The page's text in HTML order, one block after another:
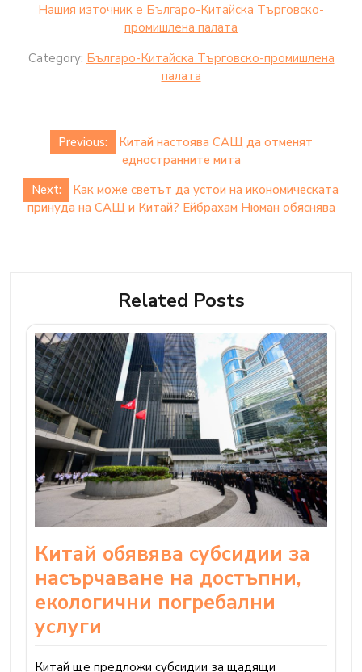
Нашия източник е Българо-Китайска Търговско-
промишлена палaта
Category: Българо-Китайска Търговско-промишлена
палaта
Post
navigation
Previous:
Китай настоява САЩ да отменят
едностранните мита
Next:
Как може светът да устои на икономическата
принуда на САЩ и Китай? Ейбрахам Нюман обяснява
Related Posts
Китай обявява субсидии за
насърчаване на достъпни,
екологични погребални
услуги
Китай ще предложи субсидии за щадящи